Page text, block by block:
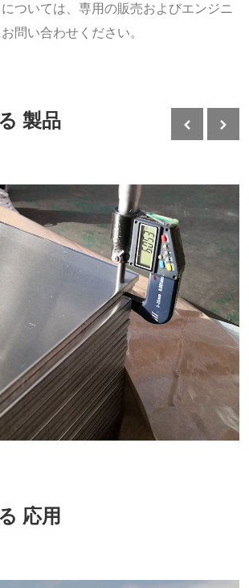
ついては、専用の販売およびエンジニ
問い合わせください。
製品
応用